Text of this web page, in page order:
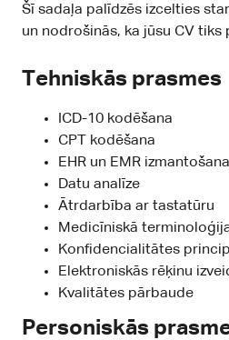
Šī sadaļa palīdzēs izcelties
un nodrošinās, ka jūsu CV tiks
Tehniskās prasmes
ICD-10 kodēšana
CPT kodēšana
EHR un EMR izmantošana
Datu analīze
Ātrdarbība ar tastatūru
Medicīniskā
Konfidencialitātes
Elektroniskās rēķinu
Kvalitātes pārbaude
Personiskās